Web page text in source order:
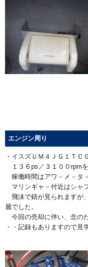
エンジン周り
・イスズＵＭ４ＪＧ１
１３６ps／３１００rpmを
稼働時間はアワ－メ－タ
マリンギャ－付近はシャ
飛沫で錆が見られますが
麗でした。
今回の売却に伴い、念の
・・記録もありますので見